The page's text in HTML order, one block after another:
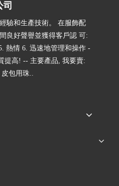
驗和生產技術。 在服飾配
良好聲譽並獲得客戶認 可:
熱情 6. 迅速地管理和操作 -
提高! -- 主要產品, 我要賣:
包用珠..